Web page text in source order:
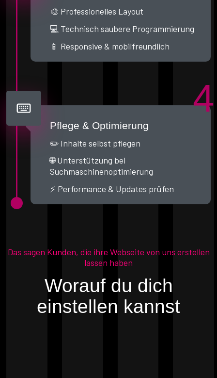
🎨 Professionelles Layout
💻 Technisch saubere Programmierung
📱 Responsive & mobilfreundlich
4
Pflege & Optimierung
✏️ Inhalte selbst pflegen
🌐 Unterstützung bei
Suchmaschinenoptimierung
⚡ Performance & Updates prüfen
Das sagen Kunden, die ihre Webseite von uns erstellen
lassen haben
Worauf du dich
einstellen kannst